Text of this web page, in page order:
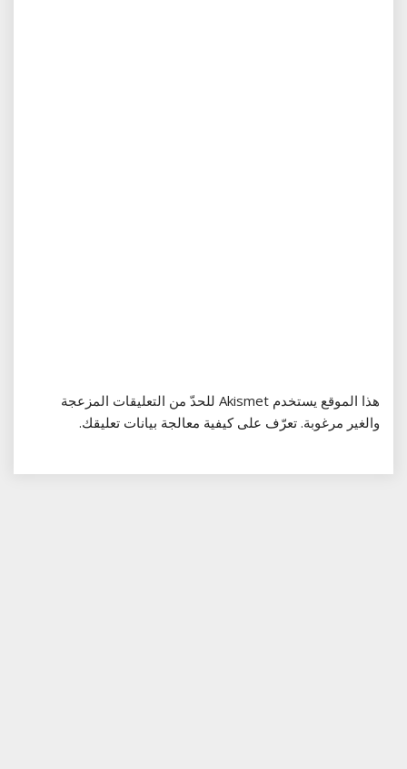
هذا الموقع يستخدم Akismet للحدّ من التعليقات المزعجة
والغير مرغوبة. تعرّف على كيفية معالجة بيانات تعليقك.